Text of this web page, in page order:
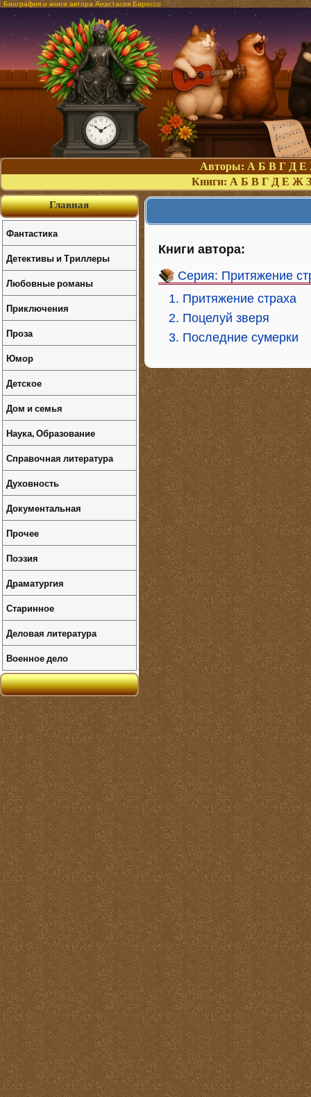
Биография и книги автора Анастасия Бароссо
Авторы: А Б В Г Д Е
Книги: А Б В Г Д Е Ж З
Книги автора:
Серия: Притяжение
1. Притяжение страха
2. Поцелуй зверя
3. Последние сумерки
Главная
Фантастика
Детективы и Триллеры
Любовные романы
Приключения
Проза
Юмор
Детское
Дом и семья
Наука, Образование
Справочная литература
Духовность
Документальная
Прочее
Поэзия
Драматургия
Старинное
Деловая литература
Военное дело